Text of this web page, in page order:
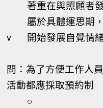
著重在與照顧者
屬於具體運思期
v
開始發展自覺情
問：為了方便工作人
活動都應採取預約制
○